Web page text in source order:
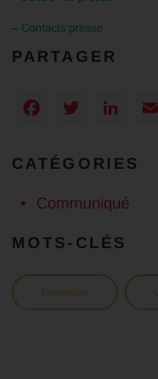
– Contacts presse
PARTAGER
Facebook
Twitter
CATÉGORIES
Communiqué
MOTS-CLÉS
Ferroviaire